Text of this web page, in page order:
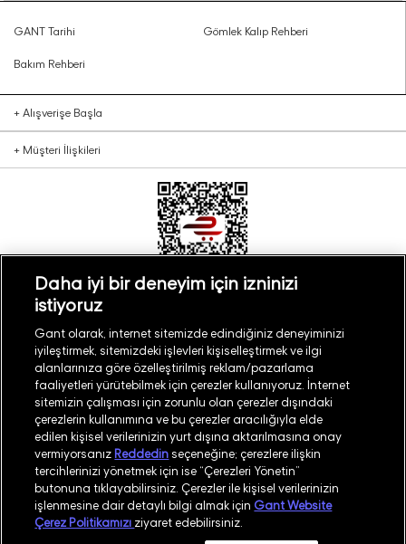
GANT Tarihi Gömlek Kalıp Rehberi
Bakım Rehberi
+ Alışverişe Başla
+ Müşteri İlişkileri
Türkiye Mağaza Bul
©2026GANT
İşlem Rehberi Site Haritası
Güvenlik Politikası Kullanım Koşulları
Whatsapp Aydınlatma Metni
Daha iyi bir deneyim için izninizi
istiyoruz
Gant olarak, internet sitemizde edindiğiniz deneyiminizi
iyileştirmek, sitemizdeki işlevleri kişiselleştirmek ve ilgi
alanlarınıza göre özelleştirilmiş reklam/pazarlama
faaliyetleri yürütebilmek için çerezler kullanıyoruz. İnternet
sitemizin çalışması için zorunlu olan çerezler dışındaki
çerezlerin kullanımına ve bu çerezler aracılığıyla elde
edilen kişisel verilerinizin yurt dışına aktarılmasına onay
vermiyorsanız Reddedin seçeneğine; çerezlere ilişkin
tercihlerinizi yönetmek için ise “Çerezleri Yönetin”
butonuna tıklayabilirsiniz. Çerezler ile kişisel verilerinizin
işlenmesine dair detaylı bilgi almak için Gant Website
Çerez Politikamızı ziyaret edebilirsiniz.